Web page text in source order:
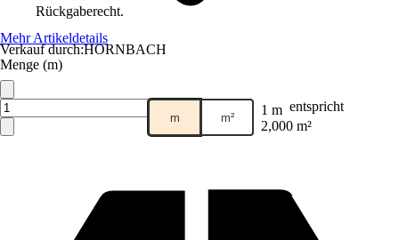
Verkauf durch:HORNBACH
Rückgaberecht.
Mehr Artikeldetails
Menge (m)
m m² 1 m entspricht
2,000 m²